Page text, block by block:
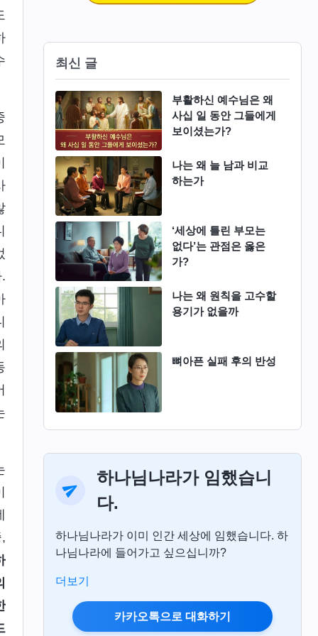
최신 글
부활하신 예수님은 왜
사십 일 동안 그들에게
보이셨는가?
나는 왜 늘 남과 비교
하는가
‘세상에 틀린 부모는
없다’는 관점은 옳은
가?
나는 왜 원칙을 고수할
용기가 없을까
뼈아픈 실패 후의 반성
하나님나라가 임했습니
다.
하나님나라가 이미 인간 세상에 임했습니다. 하
나님나라에 들어가고 싶으십니까?
더보기
카카오톡으로 대화하기